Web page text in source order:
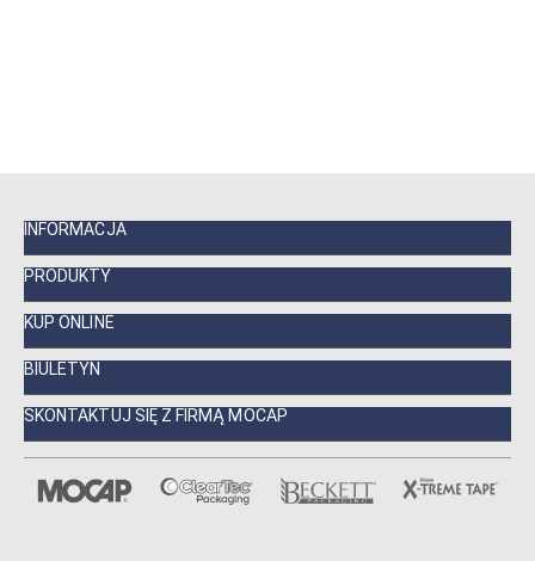
INFORMACJA
PRODUKTY
KUP ONLINE
BIULETYN
SKONTAKTUJ SIĘ Z FIRMĄ MOCAP